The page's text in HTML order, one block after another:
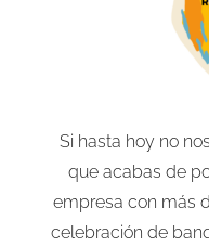
Si hasta hoy no
que acabas de
empresa con más
celebración de